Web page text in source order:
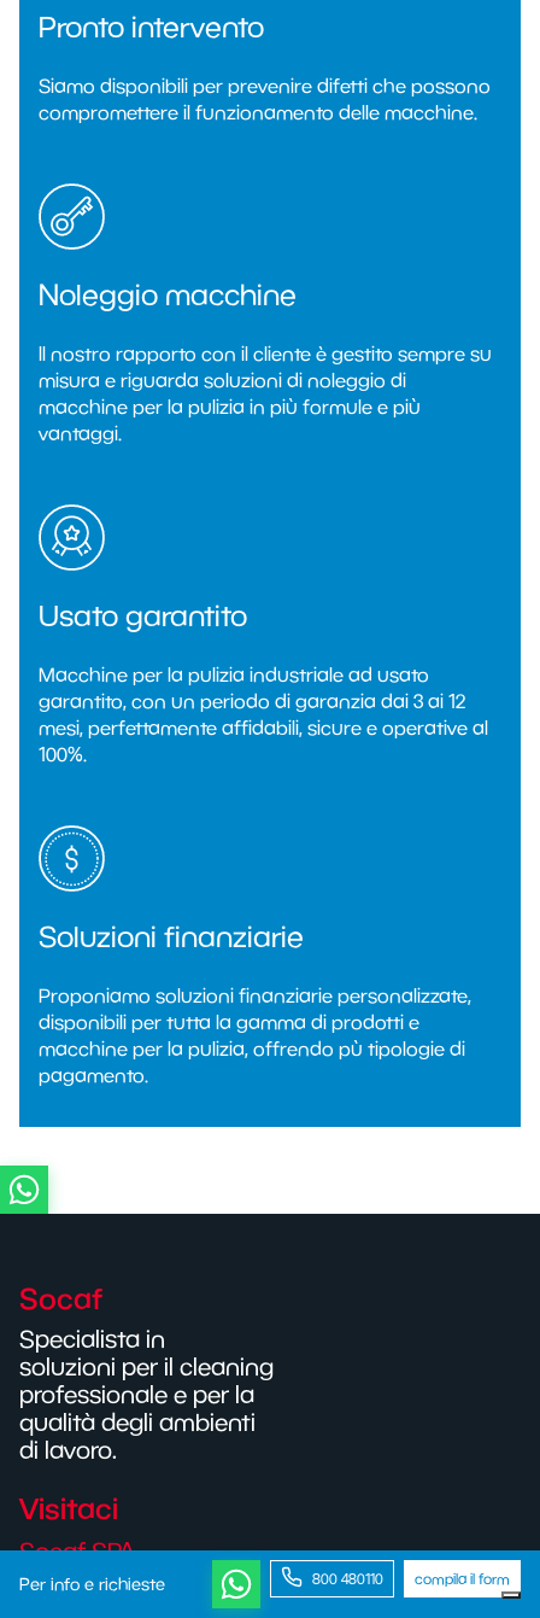
Pronto intervento
Siamo disponibili per prevenire difetti che possono
compromettere il funzionamento delle macchine.
Noleggio macchine
Il nostro rapporto con il cliente è gestito sempre su
misura e riguarda soluzioni di noleggio di
macchine per la pulizia in più formule e più
vantaggi.
Usato garantito
Macchine per la pulizia industriale ad usato
garantito, con un periodo di garanzia dai 3 ai 12
mesi, perfettamente affidabili, sicure e operative al
100%.
Soluzioni finanziarie
Proponiamo soluzioni finanziarie personalizzate,
disponibili per tutta la gamma di prodotti e
macchine per la pulizia, offrendo pù tipologie di
pagamento.
Socaf
Specialista in
soluzioni per il cleaning
professionale e per la
qualità degli ambienti
di lavoro.
Visitaci
Socaf SPA
LOMBARDIA
Per info e richieste 800 480110 compila il form